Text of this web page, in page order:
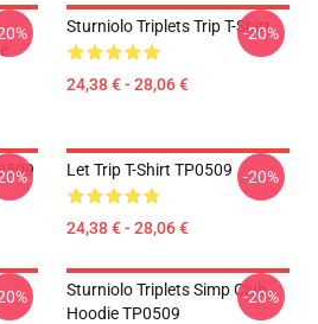
Sturniolo Triplets Trip T-Shirt
24,38 € - 28,06 €
-20%
Let Trip T-Shirt TP0509
24,38 € - 28,06 €
-20%
Sturniolo Triplets Simp Club
Hoodie TP0509
-20%